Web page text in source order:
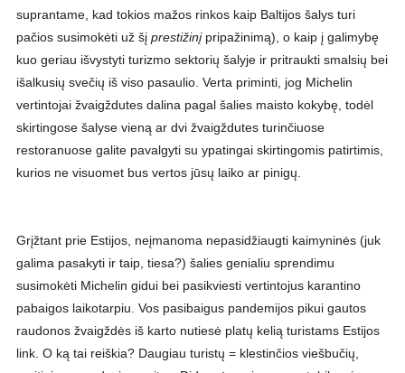
suprantame, kad tokios mažos rinkos kaip Baltijos šalys turi
pačios susimokėti už šį prestižinįpripažinimą), o kaip į galimybę
kuo geriau išvystyti turizmo sektorių šalyje ir pritraukti smalsių bei
išalkusių svečių iš viso pasaulio. Verta priminti, jog Michelin
vertintojai žvaigždutes dalina pagal šalies maisto kokybę, todėl
skirtingose šalyse vieną ar dvi žvaigždutes turinčiuose
restoranuose galite pavalgyti su ypatingai skirtingomis patirtimis,
kurios ne visuomet bus vertos jūsų laiko ar pinigų.
Grįžtant prie Estijos, neįmanoma nepasidžiaugti kaimyninės (juk
galima pasakyti ir taip, tiesa?) šalies genialiu sprendimu
susimokėti Michelin gidui bei pasikviesti vertintojus karantino
pabaigos laikotarpiu. Vos pasibaigus pandemijos pikui gautos
raudonos žvaigždės iš karto nutiesė platų kelią turistams Estijos
link. O ką tai reiškia? Daugiau turistų = klestinčios viešbučių,